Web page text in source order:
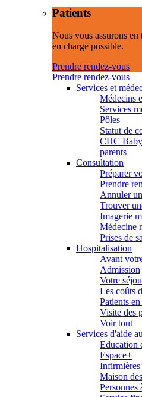
Patients
Nous vous assurons
en charge possible.
Prendre rendez-vous
Prendre rendez-vous
Services et
Médecins
Services
Pôles
Statut de
CHC
parents
Consultation
Préparer
Prendre
Annuler
Trouver
Imagerie
Médecine
Prises de
Hospitalisation
Avant
Admission
Votre
Les coûts
Patients
Visite des
Voir tout
Services d'aide
Education
Espace+
Infirmières
Maison
Personnes